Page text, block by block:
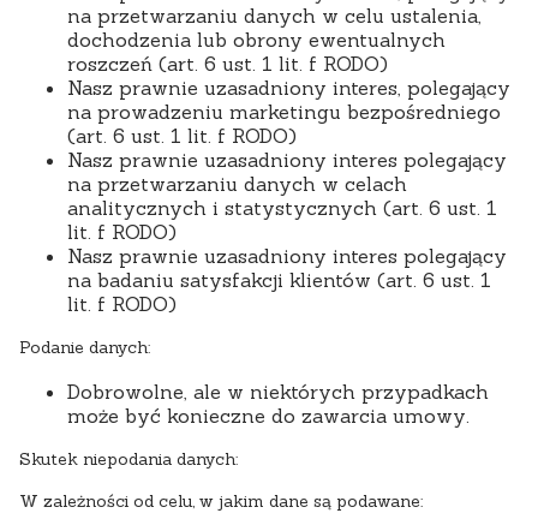
na przetwarzaniu danych w celu ustalenia,
dochodzenia lub obrony ewentualnych
roszczeń (art. 6 ust. 1 lit. f RODO)
Nasz prawnie uzasadniony interes, polegający
na prowadzeniu marketingu bezpośredniego
(art. 6 ust. 1 lit. f RODO)
Nasz prawnie uzasadniony interes polegający
na przetwarzaniu danych w celach
analitycznych i statystycznych (art. 6 ust. 1
lit. f RODO)
Nasz prawnie uzasadniony interes polegający
na badaniu satysfakcji klientów (art. 6 ust. 1
lit. f RODO)
Podanie danych:
Dobrowolne, ale w niektórych przypadkach
może być konieczne do zawarcia umowy.
Skutek niepodania danych:
W zależności od celu, w jakim dane są podawane: